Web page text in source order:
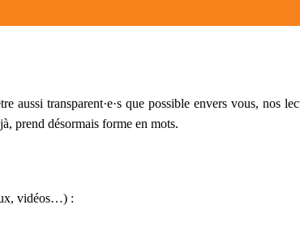
aussi transparent·e·s que possible envers vous, nos
prend désormais forme en mots.
vidéos…) :